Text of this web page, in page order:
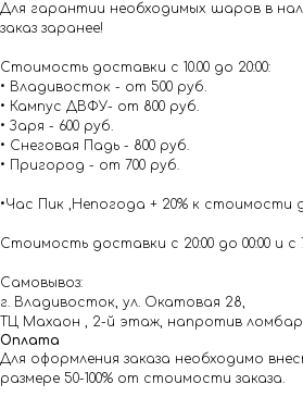
Для гарантии необходимых шаров в
заказ заранее!
Стоимость доставки с 10.00 до 20:00:
• Владивосток - от 500 руб.
• Кампус ДВФУ- от 800 руб.
• Заря - 600 руб.
• Снеговая Падь - 800 руб.
• Пригород - от 700 руб.
•Час Пик ,Непогода + 20% к стоимости
Стоимость доставки с 20:00 до 00:00 и с
Самовывоз:
г. Владивосток, ул. Окатовая 28,
ТЦ Махаон , 2-й этаж, напротив
Оплата
Для оформления заказа необходимо
размере 50-100% от стоимости заказа.